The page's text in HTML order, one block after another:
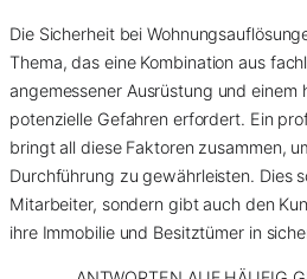
Die Sicherheit bei
Thema, das eine Kombination aus
angemessener Ausrüstung und einem
potenzielle Gefahren erfordert. Ein
bringt all diese Faktoren zusammen,
Durchführung zu gewährleisten. Dies
Mitarbeiter, sondern gibt auch den
ihre Immobilie und Besitztümer in